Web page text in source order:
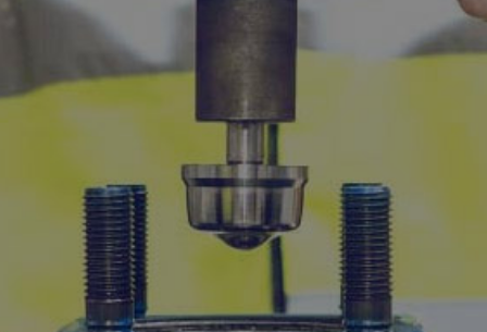
新闻中心
阀门代工
联系我们
ENGLISH